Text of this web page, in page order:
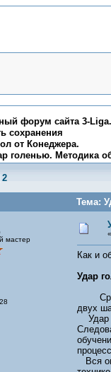
форум сайта 3-
сохранения
от Конеджера.
голенью. Методика
2
Тема:
мастер
«
Как и
Удар
Сразу
двух
Удар
Вся